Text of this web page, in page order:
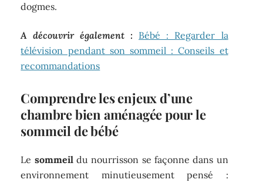
dogmes.
A découvrir également : Bébé : Regarder la
télévision pendant son sommeil : Conseils et
recommandations
Comprendre les enjeux d’une
chambre bien aménagée pour le
sommeil de bébé
Le sommeildu nourrisson se façonne dans un
environnement minutieusement pensé :